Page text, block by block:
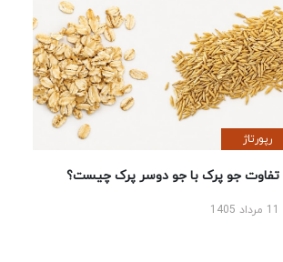
رپورتاژ
تفاوت جو پرک با جو دوسر پرک چیست؟